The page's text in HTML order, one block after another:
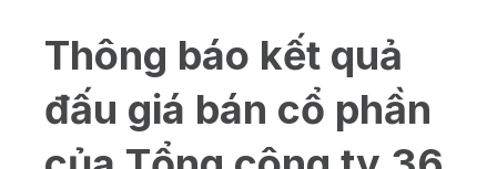
Thông báo kết quả
đấu giá bán cổ phần